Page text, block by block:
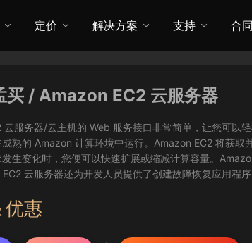
定价 解决方案 支持 合
买 / Amazon EC2 云服务器
云服务器/云主机的 Web 服务接口非常简单，让您可以
熟的 Amazon 计算环境中运行。Amazon EC2 将获
生变化时，您便可以快速扩展或缩减计算容量。
云服务器还为开发人员提供了创建故障恢复应用程
优惠